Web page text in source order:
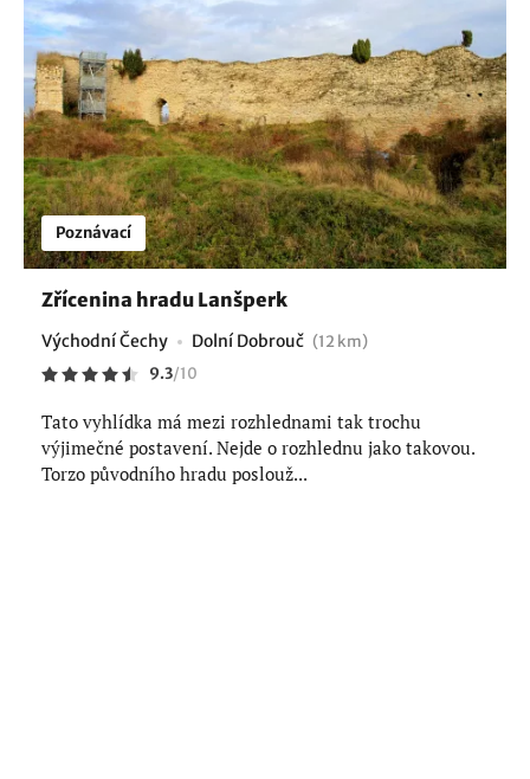
Poznávací
Zřícenina hradu Lanšperk
Východní Čechy Dolní Dobrouč (12 km)
9.3/10
Tato vyhlídka má mezi rozhlednami tak trochu
výjimečné postavení. Nejde o rozhlednu jako takovou.
Torzo původního hradu poslouž...